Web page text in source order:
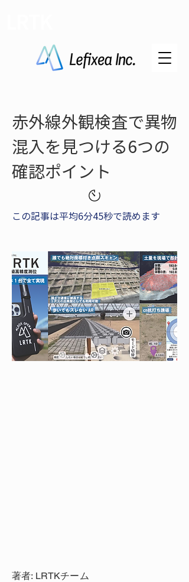
赤外線外観検査で異物
混入を見つける6つの
確認ポイント
この記事は平均6分45秒で読めます
著者: LRTKチーム